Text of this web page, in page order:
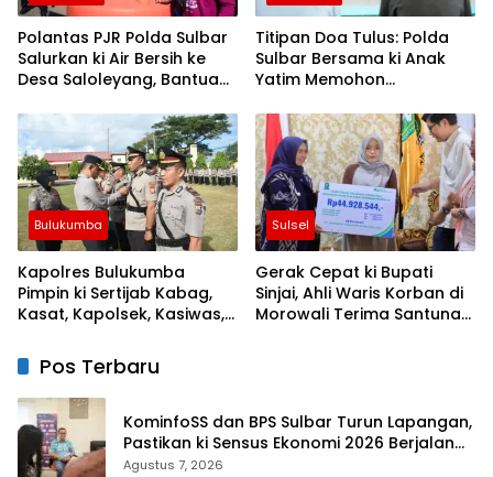
Polantas PJR Polda Sulbar
Salurkan ki Air Bersih ke
Desa Saloleyang, Bantuan
Kemarau
Titipan Doa Tulus: Polda
Sulbar Bersama ki Anak
Yatim Memohon
Negeri
Bulukumba
Kapolres Bulukumba
Pimpin ki Sertijab Kabag,
Kasat, Kapolsek, Kasiwas,
Sulsel
Gerak Cepat ki Bupati
Sinjai, Ahli Waris Korban di
Morowali Terima Santunan
Pos Terbaru
KominfoSS dan BPS Sulbar Turun Lapangan,
Pastikan ki Sensus Ekonomi 2026 Berjalan
Nyaman dan Akurat
Agustus 7, 2026